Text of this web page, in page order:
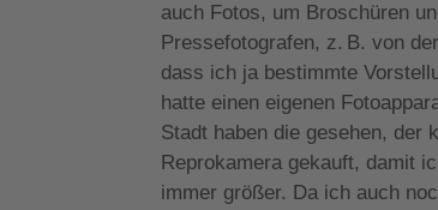
auch Fotos, um Broschüren
Pressefotografen, z. B. von
dass ich ja bestimmte
hatte einen eigenen
Stadt haben die gesehen, der
Reprokamera gekauft, damit
immer größer. Da ich auch